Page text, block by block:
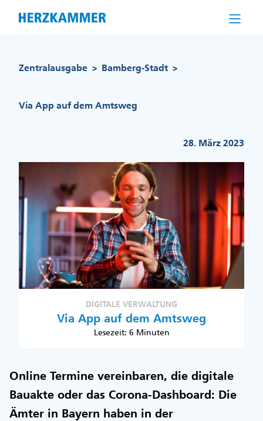
Zentralausgabe > Bamberg-Stadt >
Via App auf dem Amtsweg
28. März 2023
DIGITALE VERWALTUNG
Via App auf dem Amtsweg
Lesezeit: 6 Minuten
Online Termine vereinbaren, die digitale
Bauakte oder das Corona-Dashboard: Die
Ämter in Bayern haben in der